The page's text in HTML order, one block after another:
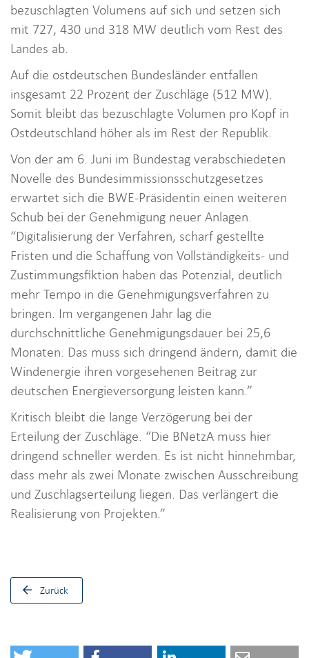
bezuschlagten Volumens auf sich und setzen sich
mit 727, 430 und 318 MW deutlich vom Rest des
Landes ab.
Auf die ostdeutschen Bundesländer entfallen
insgesamt 22 Prozent der Zuschläge (512 MW).
Somit bleibt das bezuschlagte Volumen pro Kopf in
Ostdeutschland höher als im Rest der Republik.
Von der am 6. Juni im Bundestag verabschiedeten
Novelle des Bundesimmissionsschutzgesetzes
erwartet sich die BWE-Präsidentin einen weiteren
Schub bei der Genehmigung neuer Anlagen.
“Digitalisierung der Verfahren, scharf gestellte
Fristen und die Schaffung von Vollständigkeits- und
Zustimmungsfiktion haben das Potenzial, deutlich
mehr Tempo in die Genehmigungsverfahren zu
bringen. Im vergangenen Jahr lag die
durchschnittliche Genehmigungsdauer bei 25,6
Monaten. Das muss sich dringend ändern, damit die
Windenergie ihren vorgesehenen Beitrag zur
deutschen Energieversorgung leisten kann.”
Kritisch bleibt die lange Verzögerung bei der
Erteilung der Zuschläge. “Die BNetzA muss hier
dringend schneller werden. Es ist nicht hinnehmbar,
dass mehr als zwei Monate zwischen Ausschreibung
und Zuschlagserteilung liegen. Das verlängert die
Realisierung von Projekten.”
Zurück